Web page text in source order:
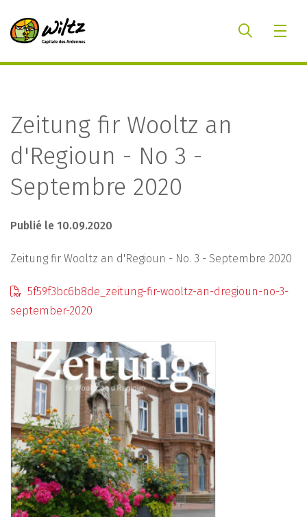
Zeitung fir Wooltz an
d'Regioun - No 3 -
Septembre 2020
Publié le 10.09.2020
Zeitung fir Wooltz an d'Regioun - No. 3 - Septembre 2020
5f59f3bc6b8de_zeitung-fir-wooltz-an-dregioun-no-3-
september-2020